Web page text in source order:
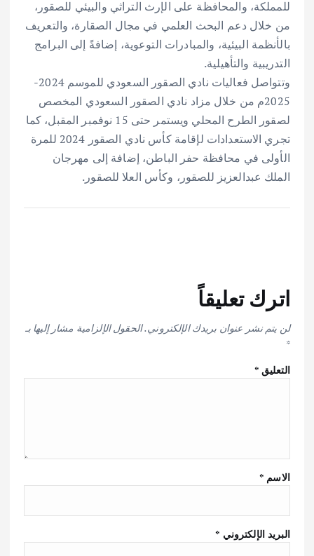
للمملكة، والمحافظة على الإرث التراثي والبيئي للصقور،
من خلال دعم البحث العلمي في مجال الصقارة، والتعريف
بالأنظمة البيئية، والمبادرات التوعوية، إضافةً إلى البرامج
التدريبية والتأهيلية.
وتتواصل فعاليات نادي الصقور السعودي للموسم 2024-
2025م من خلال مزاد نادي الصقور السعودي المخصص
لصقور الطرح المحلي ويستمر حتى 15 نوفمبر المقبل، كما
تجري الاستعدادات لإقامة كأس نادي الصقور 2024 للمرة
الأولى في محافظة حفر الباطن، إضافة إلى مهرجان
الملك عبدالعزيز للصقور، وكأس العلا للصقور.
اترك تعليقاً
لن يتم نشر عنوان بريدك الإلكتروني.الحقول الإلزامية مشار إليها بـ
*
التعليق*
الاسم *
البريد الإلكتروني *